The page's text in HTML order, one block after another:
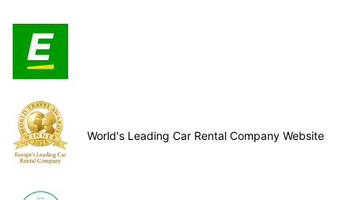
World's Leading Car Rental Company Website